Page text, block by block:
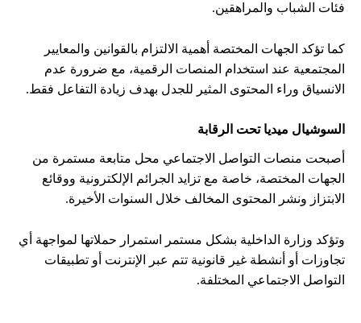
فئات الشباب والمراهقين.
كما تؤكد الجهات المختصة أهمية الالتزام بالقوانين والمعايير
المجتمعية عند استخدام المنصات الرقمية، مع ضرورة عدم
الانسياق وراء المحتوى المثير للجدل بهدف زيادة التفاعل فقط.
السوشيال ميديا تحت الرقابة
أصبحت منصات التواصل الاجتماعي محل متابعة مستمرة من
الجهات المختصة، خاصة مع تزايد الجرائم الإلكترونية ووقائع
الابتزاز ونشر المحتوى المخالف خلال السنوات الأخيرة.
وتؤكد وزارة الداخلية بشكل مستمر استمرار حملاتها لمواجهة أي
تجاوزات أو أنشطة غير قانونية تتم عبر الإنترنت أو تطبيقات
التواصل الاجتماعي المختلفة.